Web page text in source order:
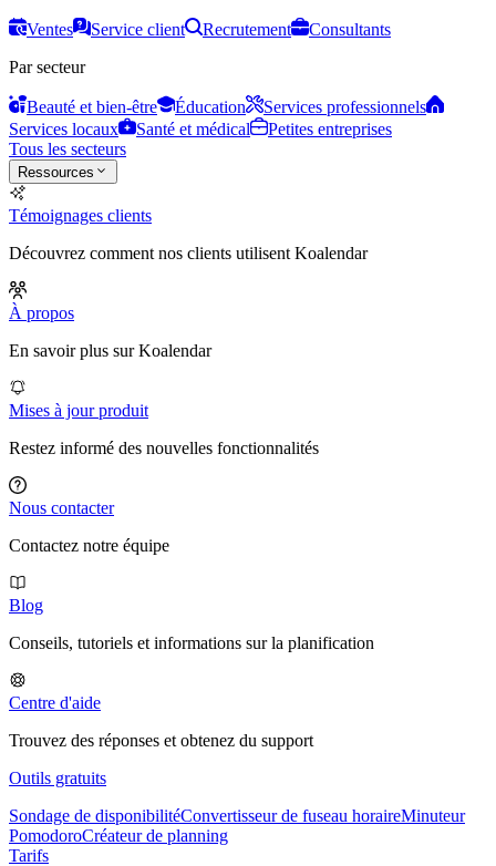
Ventes Service client Recrutement
Consultants
Par secteur
Beauté et bien-être Éducation
Services professionnels
Services locaux
Santé et médical
Petites entreprises
Tous les secteurs
Ressources
Témoignages clients
Découvrez comment nos clients utilisent Koalendar
À propos
En savoir plus sur Koalendar
Mises à jour produit
Restez informé des nouvelles fonctionnalités
Nous contacter
Contactez notre équipe
Blog
Conseils, tutoriels et informations sur la planification
Centre d'aide
Trouvez des réponses et obtenez du support
Outils gratuits
Sondage de disponibilitéConvertisseur de fuseau horaireMinuteur
PomodoroCréateur de planning
Tarifs